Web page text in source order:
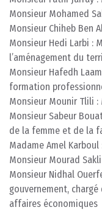
Monsieur Mohamed
Monsieur Chiheb Ben
Monsieur Hedi Larbi :
l’aménagement du
Monsieur Hafedh
formation
Monsieur Mounir Tlili
Monsieur Sabeur
de la femme et de la
Madame Amel
Monsieur Mourad
Monsieur Nidhal
gouvernement,
affaires économiques